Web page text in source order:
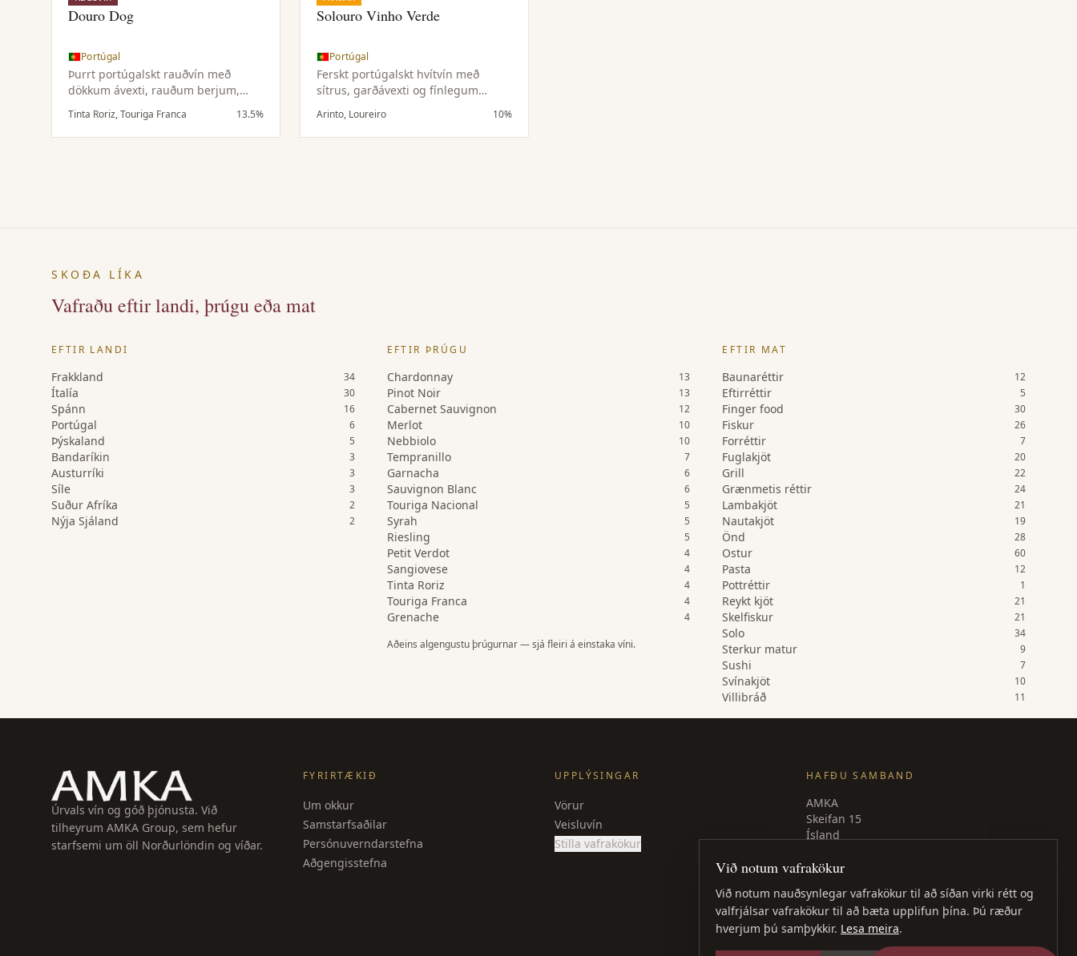
Douro Dog
Portúgal
Þurrt portúgalskt rauðvín með
dökkum ávexti, rauðum berjum,
kryddi og hóflegri uppbyggingu.
Touriga Nacional gefur dýpt,
Touriga Franca ávaxtaríka mýkt og
Tinta Roriz, Touriga Franca 13.5%
Solouro Vinho Verde
Portúgal
Ferskt portúgalskt hvítvín með
sítrus, garðávexti og fínlegum
blómatónum. Létt, þurrt og örlítið
perlandi með hreinu og lifandi
yfirbragði.
Arinto, Loureiro 10%
SKOÐA LÍKA
Vafraðu eftir landi, þrúgu eða mat
EFTIR LANDI
Frakkland 34
Ítalía 30
Spánn 16
Portúgal 6
Þýskaland 5
Bandaríkin 3
Austurríki 3
Síle 3
Suður Afríka 2
Nýja Sjáland 2
EFTIR ÞRÚGU
Chardonnay 13
Pinot Noir 13
Cabernet Sauvignon 12
Merlot 10
Nebbiolo 10
Tempranillo 7
Garnacha 6
Sauvignon Blanc 6
Touriga Nacional 5
Syrah 5
Riesling 5
Petit Verdot 4
Sangiovese 4
Tinta Roriz 4
Touriga Franca 4
Grenache
4
Aðeins algengustu þrúgurnar — sjá fleiri á einstaka víni.
EFTIR MAT
Baunaréttir 12
Eftirréttir 5
Finger food 30
Fiskur 26
Forréttir 7
Fuglakjöt 20
Grill 22
Grænmetis réttir 24
Lambakjöt 21
Nautakjöt 19
Önd 28
Ostur 60
Pasta 12
Pottréttir 1
Reykt kjöt 21
Skelfiskur 21
Solo 34
Sterkur matur 9
Sushi 7
Svínakjöt 10
Villibráð 11
Úrvals vín og góð þjónusta. Við
tilheyrum AMKA Group, sem hefur
starfsemi um öll Norðurlöndin og víðar.
FYRIRTÆKIÐ
Um okkur
Samstarfsaðilar
Persónuverndarstefna
Aðgengisstefna
UPPLÝSINGAR
Vörur
Veisluvín
Stilla vafrakökur
HAFÐU SAMBAND
AMKA
Skeifan 15
Ísland
amka@amka.is
Facebook
LinkedIn
Við notum vafrakökur
Við notum nauðsynlegar vafrakökur til að síðan virki rétt og
valfrjálsar vafrakökur til að bæta upplifun þína. Þú ræður
hverjum þú samþykkir. Lesa meira.